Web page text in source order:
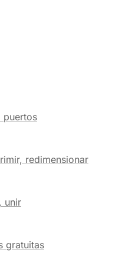
puertos
redimensionar
unir
gratuitas